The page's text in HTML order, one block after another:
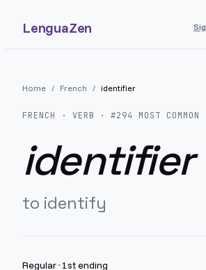
LenguaZen
Home / French / identifier
FRENCH · VERB · #294 MOST COMMON
identifier
to identify
Regular· 1st ending